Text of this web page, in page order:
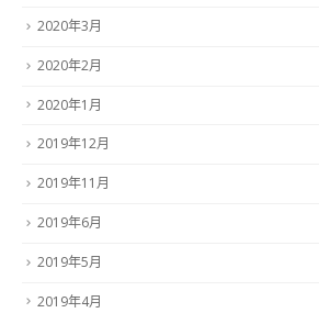
2020年3月
2020年2月
2020年1月
2019年12月
2019年11月
2019年6月
2019年5月
2019年4月